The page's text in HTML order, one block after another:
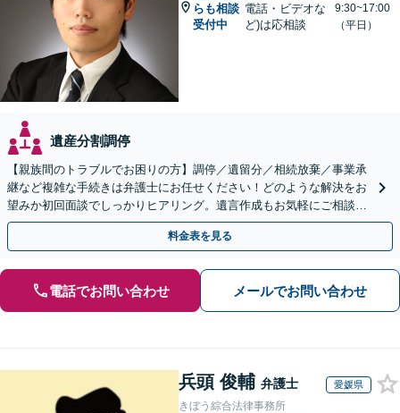
らも相談
受付中
電話・ビデオな
ど)は応相談
9:30~17:00
（平日）
遺産分割調停
【親族間のトラブルでお困りの方】調停／遺留分／相続放棄／事業承
継など複雑な手続きは弁護士にお任せください！どのような解決をお
望みか初回面談でしっかりヒアリング。遺言作成もお気軽にご相談く
ださい。
料金表を見る
電話でお問い合わせ メールでお問い合わせ
兵頭 俊輔 弁護士 愛媛県
きぼう綜合法律事務所